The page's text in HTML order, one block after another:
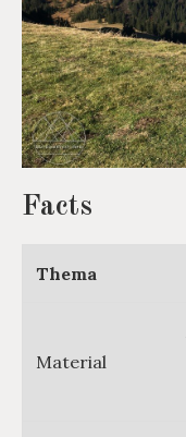
Facts
Thema
Material